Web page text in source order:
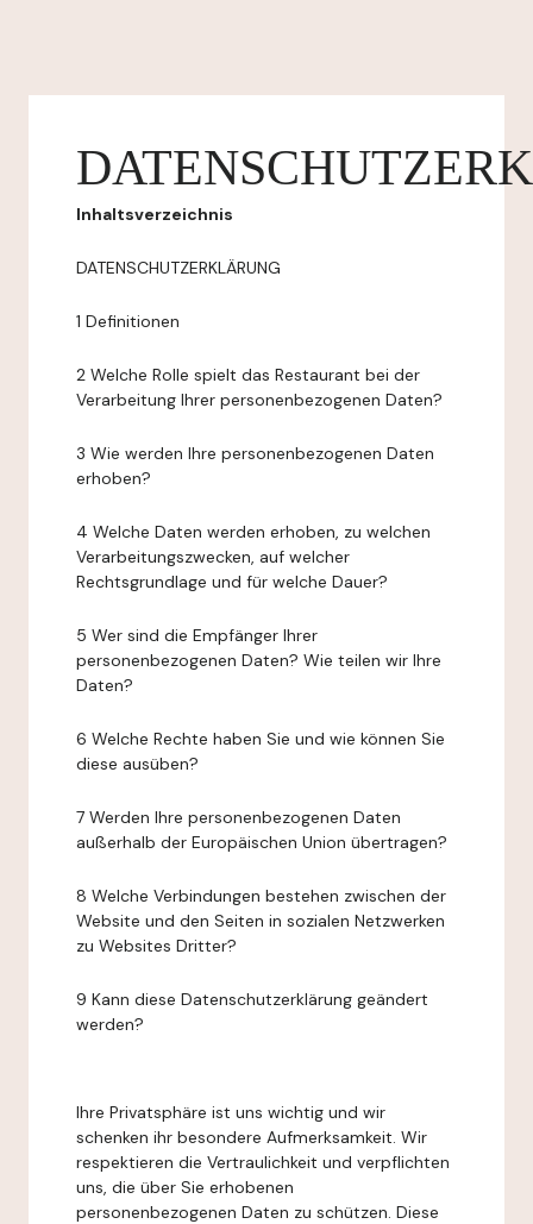
Inhaltsverzeichnis
DATENSCHUTZERKLÄRUNG
1 Definitionen
2 Welche Rolle spielt das Restaurant bei der
Verarbeitung Ihrer personenbezogenen Daten?
3 Wie werden Ihre personenbezogenen Daten
erhoben?
4 Welche Daten werden erhoben, zu welchen
Verarbeitungszwecken, auf welcher
Rechtsgrundlage und für welche Dauer?
5 Wer sind die Empfänger Ihrer
personenbezogenen Daten? Wie teilen wir Ihre
Daten?
6 Welche Rechte haben Sie und wie können Sie
diese ausüben?
7 Werden Ihre personenbezogenen Daten
außerhalb der Europäischen Union übertragen?
8 Welche Verbindungen bestehen zwischen der
Website und den Seiten in sozialen Netzwerken
zu Websites Dritter?
9 Kann diese Datenschutzerklärung geändert
werden?
Ihre Privatsphäre ist uns wichtig und wir
schenken ihr besondere Aufmerksamkeit. Wir
respektieren die Vertraulichkeit und verpflichten
uns, die über Sie erhobenen
personenbezogenen Daten zu schützen. Diese